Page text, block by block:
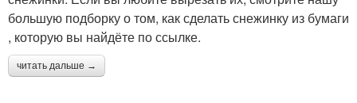
большую подборку о том, как сделать снежинку из бумаги
, которую вы найдёте по ссылке.
читать дальше →